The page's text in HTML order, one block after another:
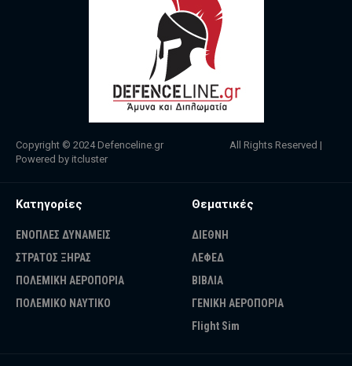
Copyright © 2024 Defenceline.gr All Rights Reserved |
Powered by itcluster
Κατηγορίες
ΕΝΟΠΛΕΣ ΔΥΝΑΜΕΙΣ
ΣΤΡΑΤΟΣ ΞΗΡΑΣ
ΠΟΛΕΜΙΚΗ ΑΕΡΟΠΟΡΙΑ
ΠΟΛΕΜΙΚΟ ΝΑΥΤΙΚΟ
Θεματικές
ΔΙΕΘΝΗ
ΛΕΦΕΔ
ΒΙΒΛΙΑ
ΓΕΝΙΚΗ ΑΕΡΟΠΟΡΙΑ
Flight Sim